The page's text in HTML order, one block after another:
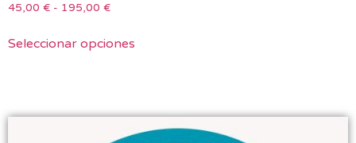
45,00 € - 195,00 €
Seleccionar opciones